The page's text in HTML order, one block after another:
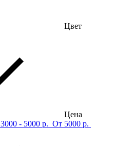
Цвет
Цена
3000 - 5000 р. От 5000 р.